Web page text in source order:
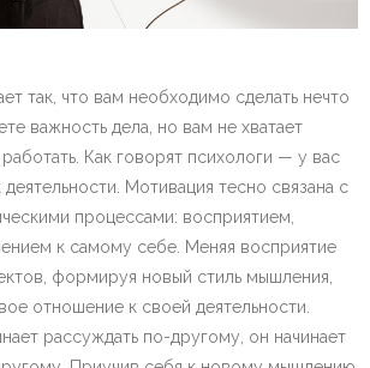
так, что вам необходимо сделать нечто
важность дела, но вам не хватает
Как говорят психологи — у вас
деятельности. Мотивация тесно связана с
процессами: восприятием,
к самому себе. Меняя восприятие
формируя новый стиль мышления,
отношение к своей деятельности.
рассуждать по-другому, он начинает